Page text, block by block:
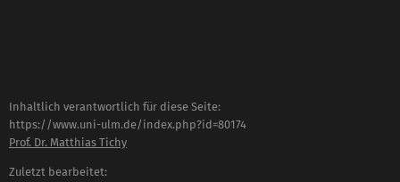
Inhaltlich verantwortlich für diese Seite:
https://www.uni-ulm.de/index.php?id=80174
Prof. Dr. Matthias Tichy
Zuletzt bearbeitet: